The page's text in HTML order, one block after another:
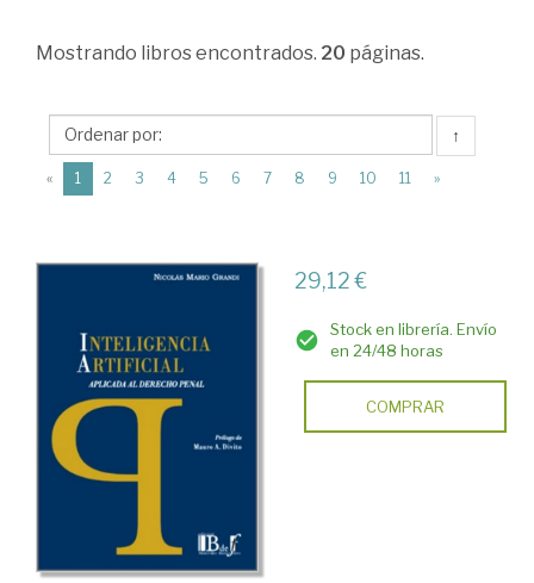
Derecho
>
Parte
general
Conceptos
generales
Mostrando libros encontrados. 20 páginas.
↑
« 1 (current)
2 3 4 5 6 7 8 9 10 11 »
29,12 €
Stock en librería. Envío
en 24/48 horas
COMPRAR